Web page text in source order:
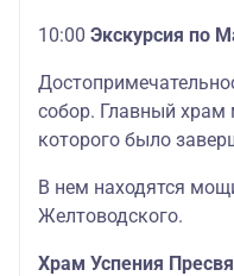
10:00 Экскурсия по
собор. Главный храм
которого было
В нем находятся
Желтоводского.
Храм Успения